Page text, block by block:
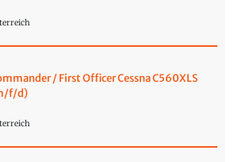
/ First Officer Cessna C560XLS
f/d)